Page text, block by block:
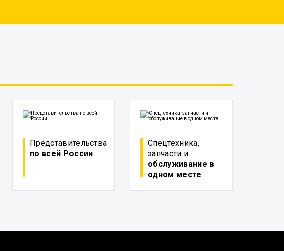
Представительства
по всей России
Спецтехника,
запчасти и
обслуживание в
одном месте